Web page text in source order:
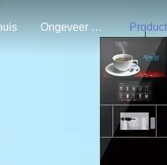
Ongeveer Ons